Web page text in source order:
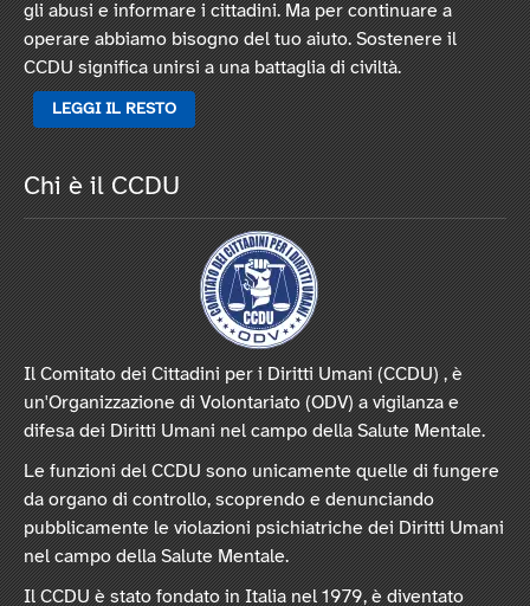
gli abusi e informare i cittadini. Ma per continuare a
operare abbiamo bisogno del tuo aiuto. Sostenere il
CCDU significa unirsi a una battaglia di civiltà.
LEGGI IL RESTO
Chi è il CCDU
Il Comitato dei Cittadini per i Diritti Umani (CCDU) , è
un'Organizzazione di Volontariato (ODV) a vigilanza e
difesa dei Diritti Umani nel campo della Salute Mentale.
Le funzioni del CCDU sono unicamente quelle di fungere
da organo di controllo, scoprendo e denunciando
pubblicamente le violazioni psichiatriche dei Diritti Umani
nel campo della Salute Mentale.
Il CCDU è stato fondato in Italia nel 1979, è diventato